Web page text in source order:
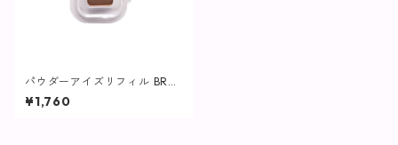
パウダーアイズリフィル BR0
4M / ブラウン【ヴィプラン
ツ】
¥1,760